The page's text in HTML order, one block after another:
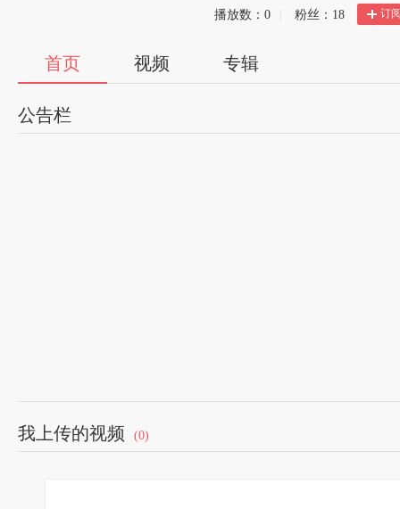
播放数： 0 粉丝： 18 订
首页 视频 专辑
公告栏
我上传的视频 (0)